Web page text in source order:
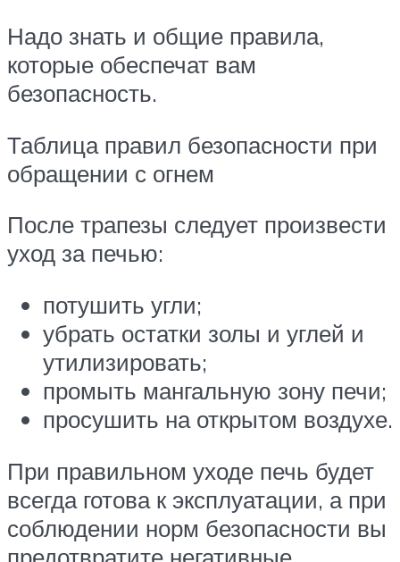
Надо знать и общие правила,
которые обеспечат вам
безопасность.
Таблица правил безопасности при
обращении с огнем
После трапезы следует произвести
уход за печью:
потушить угли;
убрать остатки золы и углей и
утилизировать;
промыть мангальную зону печи;
просушить на открытом воздухе.
При правильном уходе печь будет
всегда готова к эксплуатации, а при
соблюдении норм безопасности вы